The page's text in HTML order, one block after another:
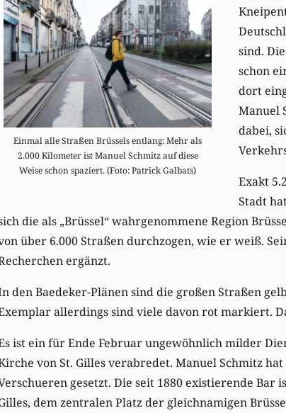
Einmal alle Straßen Brüssels entlang: Mehr als
2.000 Kilometer ist Manuel Schmitz auf diese
Weise schon spaziert. (Foto: Patrick Galbats)
sind.
schon
dort
Manuel
dabei,
Exakt
Stadt
die als „Brüssel“ wahrgenommene Region
über 6.000 Straßen durchzogen, wie er weiß.
ergänzt.
den Baedeker-Plänen sind die großen Straßen
allerdings sind viele davon rot markiert.
ist ein für Ende Februar ungewöhnlich milder
von St. Gilles verabredet. Manuel Schmitz
gesetzt. Die seit 1880 existierende
dem zentralen Platz der gleichnamigen